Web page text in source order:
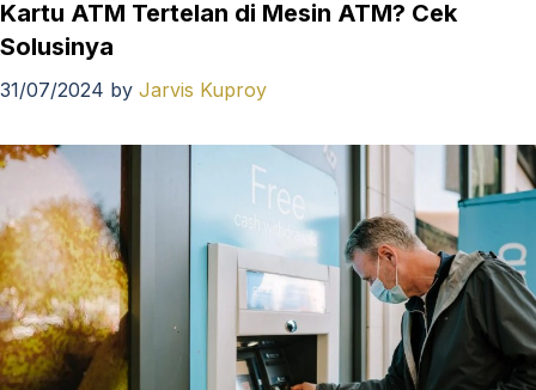
Kartu ATM Tertelan di Mesin ATM? Cek
Solusinya
31/07/2024 by Jarvis Kuproy